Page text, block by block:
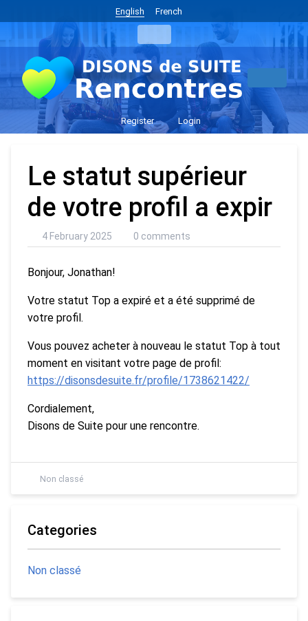
English French
Register Login
Le statut supérieur
de votre profil a expir
4 February 2025 0 comments
Bonjour, Jonathan!
Votre statut Top a expiré et a été supprimé de
votre profil.
Vous pouvez acheter à nouveau le statut Top à tout
moment en visitant votre page de profil:
https://disonsdesuite.fr/profile/1738621422/
Cordialement,
Disons de Suite pour une rencontre.
Non classé
Categories
Non classé